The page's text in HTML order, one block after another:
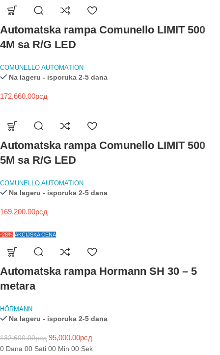
Automatska rampa Comunello LIMIT 500
4M sa R/G LED
COMUNELLO AUTOMATION
Na lageru - isporuka 2-5 dana
172,660.00рсд
Automatska rampa Comunello LIMIT 500
5M sa R/G LED
COMUNELLO AUTOMATION
Na lageru - isporuka 2-5 dana
169,200.00рсд
-28% AKCIJSKA CENA
Automatska rampa Hormann SH 30 – 5
metara
HÖRMANN
Na lageru - isporuka 2-5 dana
132,600.00рсд 95,000.00рсд
0 Dana 00 Sati 00 Min 00 Sek